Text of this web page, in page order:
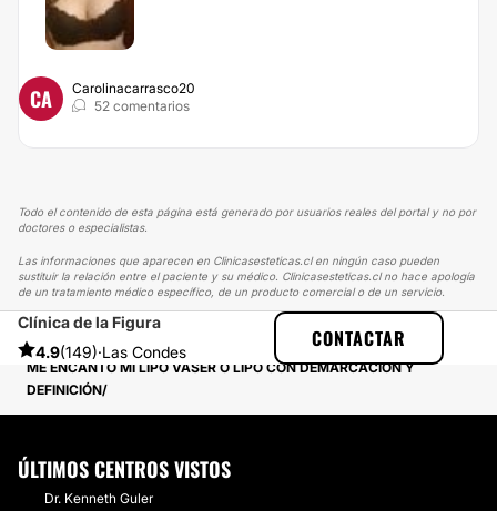
CA
Carolinacarrasco20
52 comentarios
Todo el contenido de esta página está generado por usuarios reales del portal y no por
doctores o especialistas.
Las informaciones que aparecen en Clinicasesteticas.cl en ningún caso pueden
sustituir la relación entre el paciente y su médico. Clinicasesteticas.cl no hace apología
de un tratamiento médico específico, de un producto comercial o de un servicio.
Clínica de la Figura
4.9(149)·Las Condes
CONTACTAR
CLINICASESTETICAS
EXPERIENCIAS SOBRE LIPOSUCCIÓN
ME ENCANTO MI LIPO VASER O LIPO CON DEMARCACIÓN Y
DEFINICIÓN
ÚLTIMOS CENTROS VISTOS
Dr. Kenneth Guler